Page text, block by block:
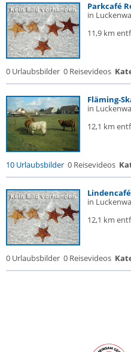
Parkcafé
in
11,9 km
0 Urlaubsbilder 0 Reisevideos
Fläming-
in
12,1 km
10 Urlaubsbilder 0 Reisevideos
Lindencafé
in
12,1 km
0 Urlaubsbilder 0 Reisevideos